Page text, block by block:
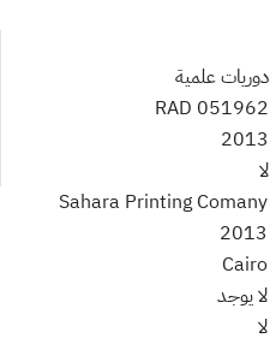
دوريات علمية
051962 RAD
2013
لا
Sahara Printing Comany
2013
Cairo
لا يوجد
لا